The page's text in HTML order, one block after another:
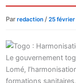
Par redaction / 25 février
Le gouvernement
Lomé,